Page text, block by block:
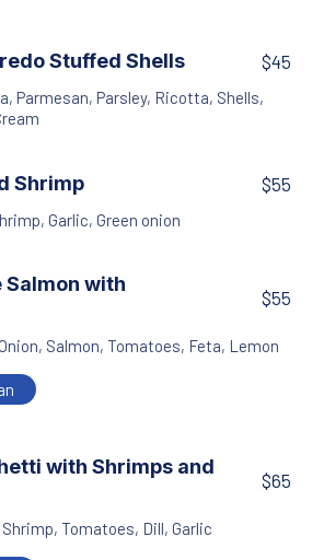
Stuffed Shells $45
, Parmesan, Parsley, Ricotta, Shells,
Shrimp $55
, Garlic, Green onion
Salmon with
$55
, Salmon, Tomatoes, Feta, Lemon
with Shrimps and
$65
Shrimp, Tomatoes, Dill, Garlic